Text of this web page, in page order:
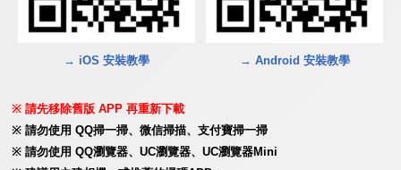
→ iOS 安裝教學 → Android 安裝教學
請先移除舊版 APP 再重新下載
請勿使用 QQ掃一掃、微信掃描、支付寶掃一掃
請勿使用 QQ瀏覽器、UC瀏覽器、UC瀏覽器Mini